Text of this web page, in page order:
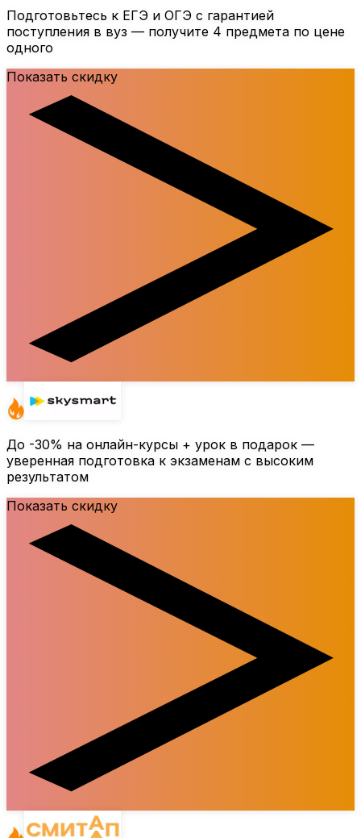
Подготовьтесь к ЕГЭ и ОГЭ с гарантией
поступления в вуз — получите 4 предмета по цене
одного
Показать скидку
До -30% на онлайн-курсы + урок в подарок —
уверенная подготовка к экзаменам с высоким
результатом
Показать скидку